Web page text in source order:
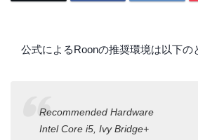
公式によるRoonの推奨環境は以下の
Recommended Hardware
Intel Core i5, Ivy Bridge+